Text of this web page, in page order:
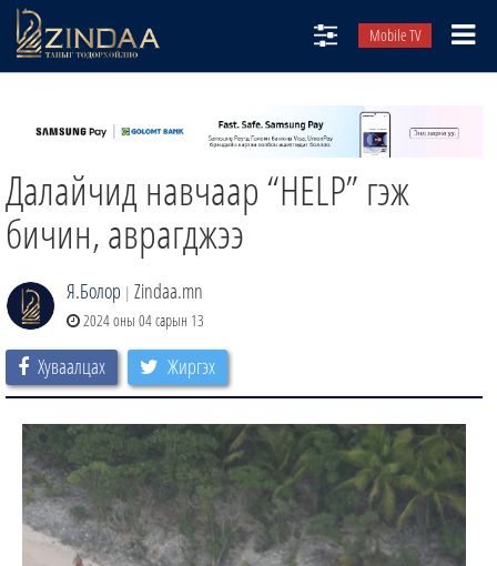
Mobile TV
ТВ8
ӨГЛӨӨНИЙ СОНИН
АУДИО ЗОХИОЛ
ЗИНДАА СЭТГҮҮЛ
Далайчид навчаар “HELP” гэж
бичин, аврагджээ
Я.Болор | Zindaa.mn
2024 оны 04 сарын 13
Хуваалцах Жиргэх